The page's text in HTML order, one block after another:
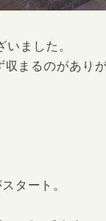
ました。
収まるのがあり
タート。